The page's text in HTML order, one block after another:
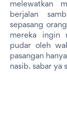
melewatkan
berjalan
sepasang
mereka ingin
pudar oleh
pasangan
nasib. sabar ya